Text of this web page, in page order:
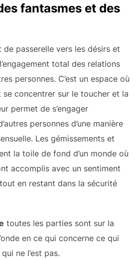
fantasmes et des
de passerelle vers les désirs et
total des relations
personnes. C’est un espace où
se concentrer sur le toucher et la
permet de s’engager
personnes d’une manière
Les gémissements et
la toile de fond d’un monde où
accomplis avec un sentiment
en restant dans la sécurité
toutes les parties sont sur la
en ce qui concerne ce qui
ne l’est pas.